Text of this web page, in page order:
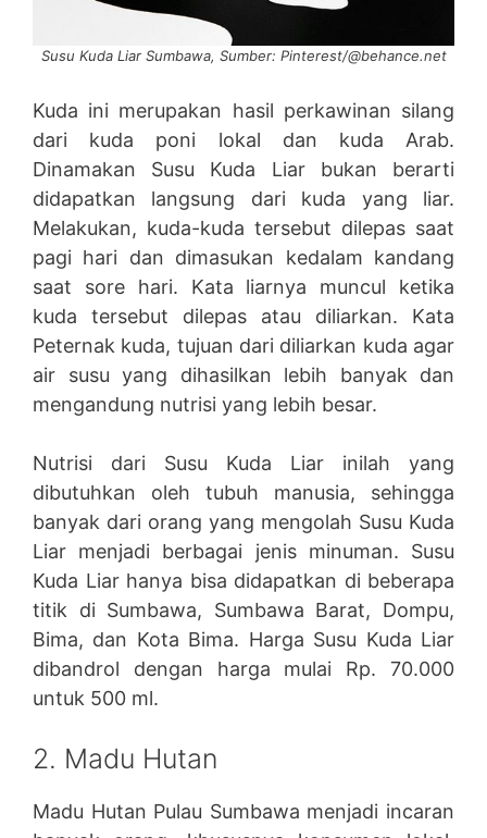
Susu Kuda Liar Sumbawa, Sumber: Pinterest/@behance.net
Kuda ini merupakan hasil perkawinan silang
dari kuda poni lokal dan kuda Arab.
Dinamakan Susu Kuda Liar bukan berarti
didapatkan langsung dari kuda yang liar.
Melakukan, kuda-kuda tersebut dilepas saat
pagi hari dan dimasukan kedalam kandang
saat sore hari. Kata liarnya muncul ketika
kuda tersebut dilepas atau diliarkan. Kata
Peternak kuda, tujuan dari diliarkan kuda agar
air susu yang dihasilkan lebih banyak dan
mengandung nutrisi yang lebih besar.
Nutrisi dari Susu Kuda Liar inilah yang
dibutuhkan oleh tubuh manusia, sehingga
banyak dari orang yang mengolah Susu Kuda
Liar menjadi berbagai jenis minuman. Susu
Kuda Liar hanya bisa didapatkan di beberapa
titik di Sumbawa, Sumbawa Barat, Dompu,
Bima, dan Kota Bima. Harga Susu Kuda Liar
dibandrol dengan harga mulai Rp. 70.000
untuk 500 ml.
2. Madu Hutan
Madu Hutan Pulau Sumbawa menjadi incaran